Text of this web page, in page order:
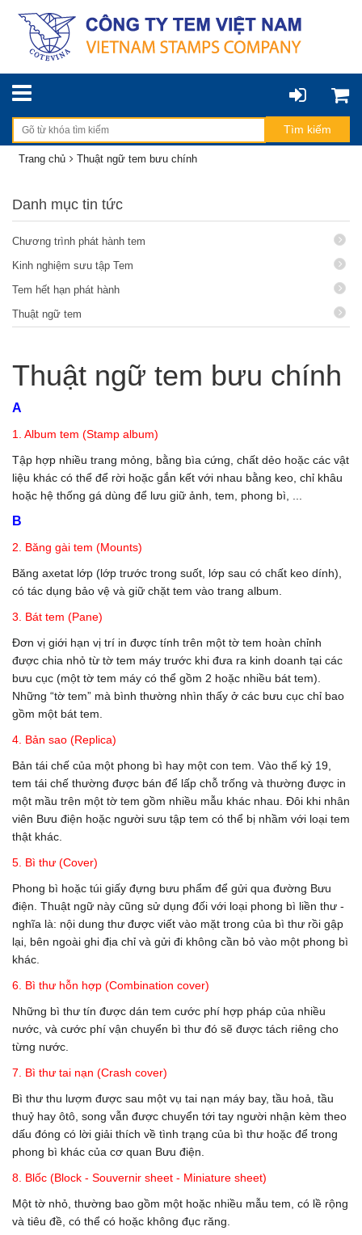
Trang chủ Thuật ngữ tem bưu chính
Danh mục tin tức
Chương trình phát hành tem
Kinh nghiệm sưu tập Tem
Tem hết hạn phát hành
Thuật ngữ tem
Thuật ngữ tem bưu chính
A
1. Album tem (Stamp album)
Tập hợp nhiều trang mỏng, bằng bìa cứng, chất dẻo hoặc các vật
liệu khác có thể để rời hoặc gắn kết với nhau bằng keo, chỉ khâu
hoặc hệ thống gá dùng để lưu giữ ảnh, tem, phong bì, ...
B
2. Băng gài tem (Mounts)
Băng axetat lớp (lớp trước trong suốt, lớp sau có chất keo dính),
có tác dụng bảo vệ và giữ chặt tem vào trang album.
3. Bát tem (Pane)
Đơn vị giới hạn vị trí in được tính trên một tờ tem hoàn chỉnh
được chia nhỏ từ tờ tem máy trước khi đưa ra kinh doanh tại các
bưu cục (một tờ tem máy có thể gồm 2 hoặc nhiều bát tem).
Những “tờ tem” mà bình thường nhìn thấy ở các bưu cục chỉ bao
gồm một bát tem.
4. Bản sao (Replica)
Bản tái chế của một phong bì hay một con tem. Vào thế kỷ 19,
tem tái chế thường được bán để lấp chỗ trống và thường được in
một mầu trên một tờ tem gồm nhiều mẫu khác nhau. Đôi khi nhân
viên Bưu điện hoặc người sưu tập tem có thể bị nhầm với loại tem
thật khác.
5. Bì thư (Cover)
Phong bì hoặc túi giấy đựng bưu phẩm để gửi qua đường Bưu
điện. Thuật ngữ này cũng sử dụng đối với loại phong bì liền thư -
nghĩa là: nội dung thư được viết vào mặt trong của bì thư rồi gập
lại, bên ngoài ghi địa chỉ và gửi đi không cần bỏ vào một phong bì
khác.
6. Bì thư hỗn hợp (Combination cover)
Những bì thư tín được dán tem cước phí hợp pháp của nhiều
nước, và cước phí vận chuyển bì thư đó sẽ được tách riêng cho
từng nước.
7. Bì thư tai nạn (Crash cover)
Bì thư thu lượm được sau một vụ tai nạn máy bay, tầu hoả, tầu
thuỷ hay ôtô, song vẫn được chuyển tới tay người nhận kèm theo
dấu đóng có lời giải thích về tình trạng của bì thư hoặc để trong
phong bì khác của cơ quan Bưu điện.
8. Blốc (Block - Souvernir sheet - Miniature sheet)
Một tờ nhỏ, thường bao gồm một hoặc nhiều mẫu tem, có lề rộng
và tiêu đề, có thể có hoặc không đục răng.